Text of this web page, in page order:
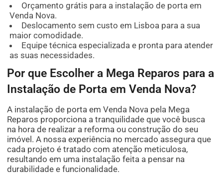
Orçamento grátis para a instalação de porta em
Venda Nova.
Deslocamento sem custo em Lisboa para a sua
maior comodidade.
Equipe técnica especializada e pronta para atender
as suas necessidades.
Por que Escolher a Mega Reparos para a
Instalação de Porta em Venda Nova?
A instalação de porta em Venda Nova pela Mega
Reparos proporciona a tranquilidade que você busca
na hora de realizar a reforma ou construção do seu
imóvel. A nossa experiência no mercado assegura que
cada projeto é tratado com atenção meticulosa,
resultando em uma instalação feita a pensar na
durabilidade e funcionalidade.